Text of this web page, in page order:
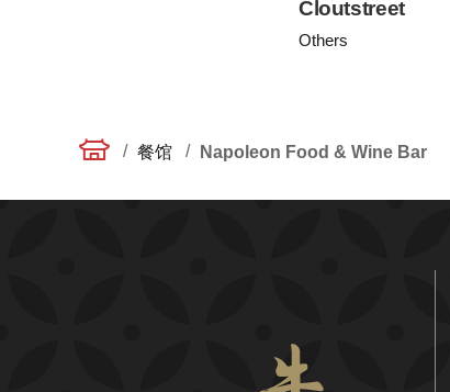
Cloutstreet
Others
/ 餐馆 / Napoleon Food & Wine Bar